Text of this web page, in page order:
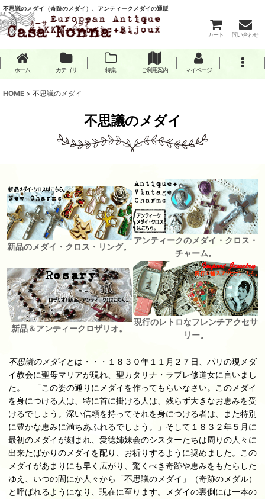
不思議のメダイ（奇跡のメダイ）、アンティークメダイの通販
カート 問い合わせ
ホーム カテゴリ 特集 ご利用案内 マイページ
HOME > 不思議のメダイ
不思議のメダイ
新品のメダイ・クロス・リング。
アンティークのメダイ・クロス・
チャーム。
新品＆アンティークロザリオ。
現行のレトロなフレンチアクセサ
リー。
不思議のメダイとは・・・１８３０年１１月２７日、パリの現メダ
イ教会に聖母マリアが現れ、聖カタリナ・ラブレ修道女に言いまし
た。 「この姿の通りにメダイを作ってもらいなさい。このメダイ
を身につける人は、特に首に掛ける人は、残らず大きなお恵みを受
けるでしょう。深い信頼を持ってそれを身につける者は、また特別
に豊かな恵みに満ちあふれるでしょう。」そして１８３２年５月に
最初のメダイが刻まれ、愛徳姉妹会のシスターたちは周りの人々に
出来たばかりのメダイを配り、お祈りするように奨めました。この
メダイがあまりにも早く広がり、驚くべき奇跡や恵みをもたらした
ゆえ、いつの間にか人々から「不思議のメダイ」（奇跡のメダル）
と呼ばれるようになり、現在に至ります。メダイの裏側には一本の